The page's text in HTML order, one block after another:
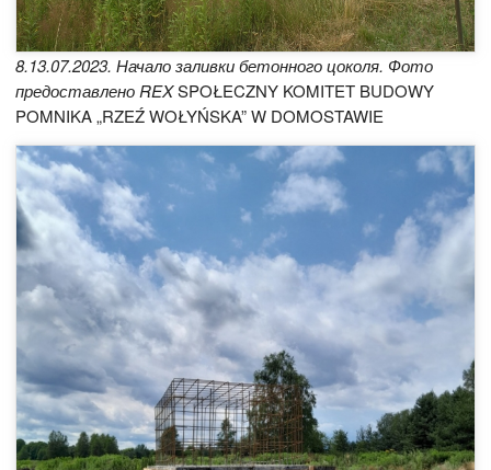
8.13.07.2023. Начало заливки бетонного цоколя. Фото
предоставлено REXSPOŁECZNY KOMITET BUDOWY
POMNIKA „RZEŹ WOŁYŃSKA” W DOMOSTAWIE